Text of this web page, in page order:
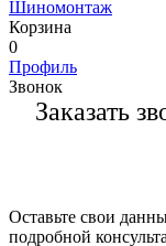
Шиномонтаж
Корзина
0
Профиль
Звонок
Заказать
Оставьте свои
подробной